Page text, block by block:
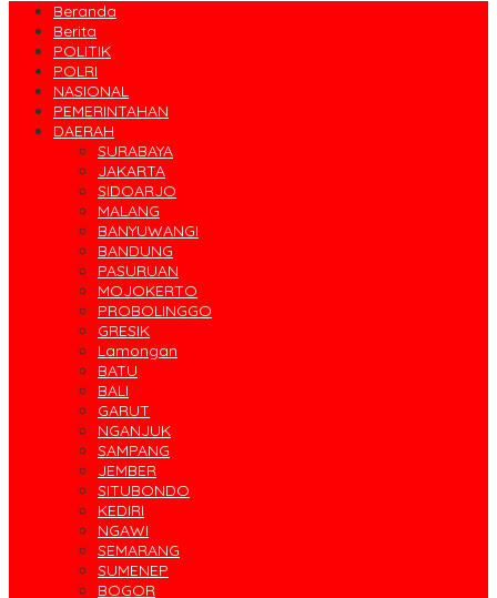
Beranda
Berita
POLITIK
POLRI
NASIONAL
PEMERINTAHAN
DAERAH
SURABAYA
JAKARTA
SIDOARJO
MALANG
BANYUWANGI
BANDUNG
PASURUAN
MOJOKERTO
PROBOLINGGO
GRESIK
Lamongan
BATU
BALI
GARUT
NGANJUK
SAMPANG
JEMBER
SITUBONDO
KEDIRI
NGAWI
SEMARANG
SUMENEP
BOGOR